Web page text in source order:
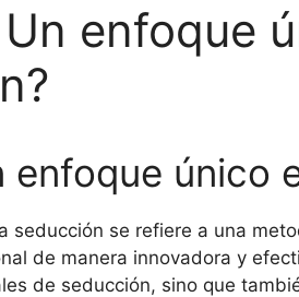
enfoque
enfoque único
seducción se refiere a una
de manera innovadora y
de seducción, sino que